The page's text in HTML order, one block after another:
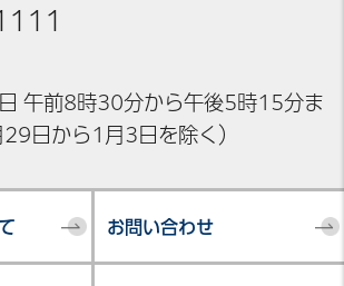
午前8時30分から午後5時15分ま
日から1月3日を除く）
お問い合わせ